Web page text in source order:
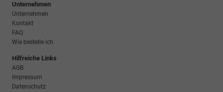
Unternehmen
Unternehmen
Kontakt
FAQ
Wie bestelle ich
Hilfreiche Links
AGB
Impressum
Datenschutz